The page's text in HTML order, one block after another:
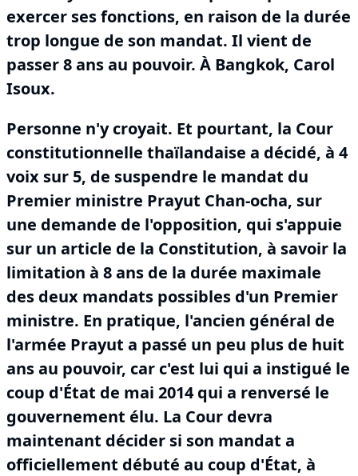
exercer ses fonctions, en raison de la durée
trop longue de son mandat. Il vient de
passer 8 ans au pouvoir. À Bangkok, Carol
Isoux.
Personne n'y croyait. Et pourtant, la Cour
constitutionnelle thaïlandaise a décidé, à 4
voix sur 5, de suspendre le mandat du
Premier ministre Prayut Chan-ocha, sur
une demande de l'opposition, qui s'appuie
sur un article de la Constitution, à savoir la
limitation à 8 ans de la durée maximale
des deux mandats possibles d'un Premier
ministre. En pratique, l'ancien général de
l'armée Prayut a passé un peu plus de huit
ans au pouvoir, car c'est lui qui a instigué le
coup d'État de mai 2014 qui a renversé le
gouvernement élu. La Cour devra
maintenant décider si son mandat a
officiellement débuté au coup d'État, à